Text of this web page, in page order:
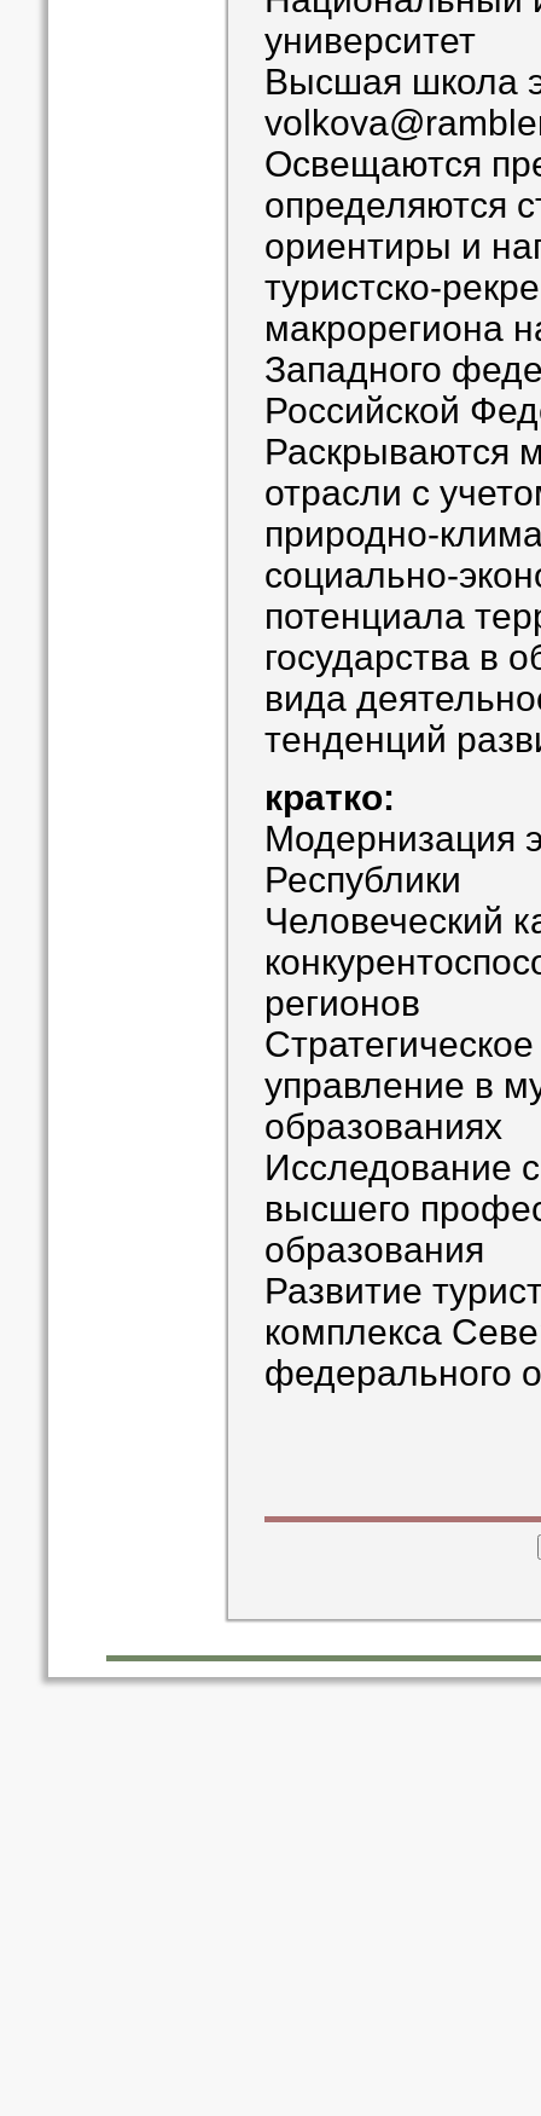
университет
Высшая школа
Освещаются
определяются
ориентиры и
туристско-
макрорегиона
Западного
Российской
Раскрываются
отрасли с
природно-
социально-
потенциала
государства в
вида
тенденций
кратко:
Модернизация
Республики
Человеческий
регионов
управление в
образованиях
Исследование
высшего
образования
Развитие
комплекса
федерального